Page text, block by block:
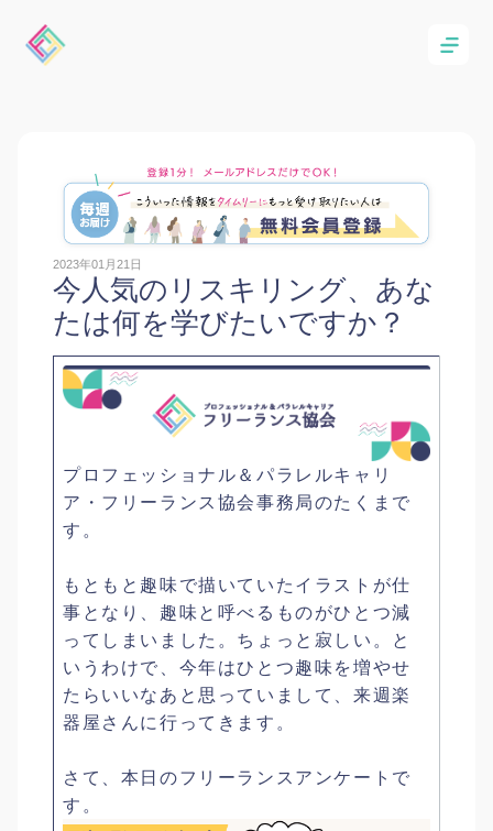
2023年01月21日
今人気のリスキリング、あな
たは何を学びたいですか？
プロフェッショナル＆パラレルキャリ
ア・フリーランス協会事務局のたくまで
す。
もともと趣味で描いていたイラストが仕
事となり、趣味と呼べるものがひとつ減
ってしまいました。ちょっと寂しい。と
いうわけで、今年はひとつ趣味を増やせ
たらいいなあと思っていまして、来週楽
器屋さんに行ってきます。
さて、本日のフリーランスアンケートで
す。